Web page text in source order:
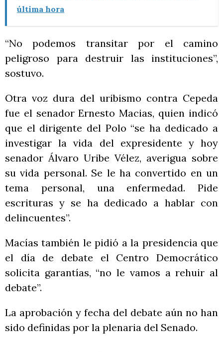
última hora
“No podemos transitar por el camino
peligroso para destruir las instituciones”,
sostuvo.
Otra voz dura del uribismo contra Cepeda
fue el senador Ernesto Macias, quien indicó
que el dirigente del Polo “se ha dedicado a
investigar la vida del expresidente y hoy
senador Álvaro Uribe Vélez, averigua sobre
su vida personal. Se le ha convertido en un
tema personal, una enfermedad. Pide
escrituras y se ha dedicado a hablar con
delincuentes”.
Macías también le pidió a la presidencia que
el día de debate el Centro Democrático
solicita garantías, “no le vamos a rehuir al
debate”.
La aprobación y fecha del debate aún no han
sido definidas por la plenaria del Senado.